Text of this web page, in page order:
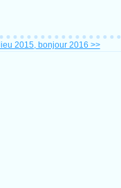
2015, bonjour 2016 >>